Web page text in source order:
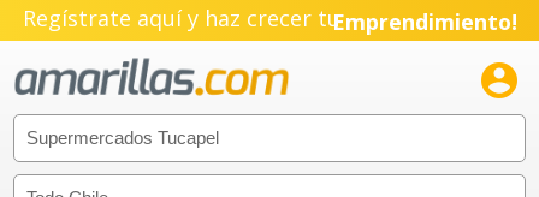
Regístrate aquí y haz crecer tuEmprendimiento!
